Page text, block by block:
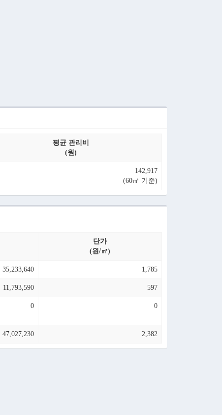
평균 관리비
(원)
142,917
(60㎡ 기준)
단가
(원/㎡)
35,233,640 1,785
11,793,590 597
0 0
47,027,230 2,382